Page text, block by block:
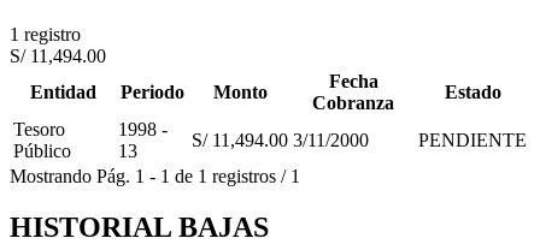
1 registro
S/ 11,494.00
Entidad
Periodo Monto
Fecha
Cobranza
Estado
Tesoro
Público
1998 -
13
S/ 11,494.00 3/11/2000
PENDIENTE
Mostrando Pág. 1 - 1 de 1 registros / 1
HISTORIAL BAJAS